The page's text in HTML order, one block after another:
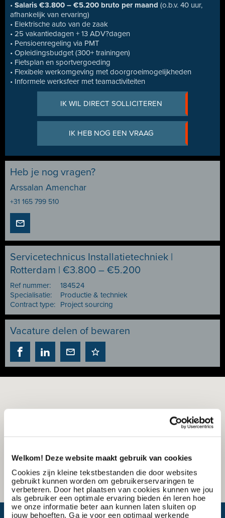
Welkom! Deze website maakt gebruik van cookies
Cookies zijn kleine tekstbestanden die door websites
gebruikt kunnen worden om gebruikerservaringen te
verbeteren. Door het plaatsen van cookies kunnen we jou
als gebruiker een optimale ervaring bieden én leren hoe
we onze informatie beter aan kunnen laten sluiten op
jouw behoeften. Ga je voor een optimaal werkende
• Salaris €3.800 – €5.200 bruto per maand (o.b.v. 40 uur,
afhankelijk van ervaring)
• Elektrische auto van de zaak
• 25 vakantiedagen + 13 ADV?dagen
• Pensioenregeling via PMT
• Opleidingsbudget (300+ trainingen)
• Fietsplan en sportvergoeding
• Flexibele werkomgeving met doorgroeimogelijkheden
• Informele werksfeer met teamactiviteiten
IK WIL DIRECT SOLLICITEREN
IK HEB NOG EEN VRAAG
Heb je nog vragen?
Arssalan Amenchar
+31 165 799 510
Servicetechnicus Installatietechniek |
Rotterdam | €3.800 – €5.200
Ref nummer:
184524
Specialisatie:
Productie & techniek
Contract type:
Project sourcing
Vacature delen of bewaren